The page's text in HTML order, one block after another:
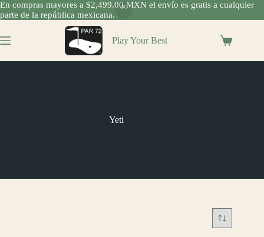
En compras mayores a $2,499.00 MXN el envío es gratis a cualquier
parte de la república mexicana.
al
contenido
Play Your Best
Shopping
Yeti